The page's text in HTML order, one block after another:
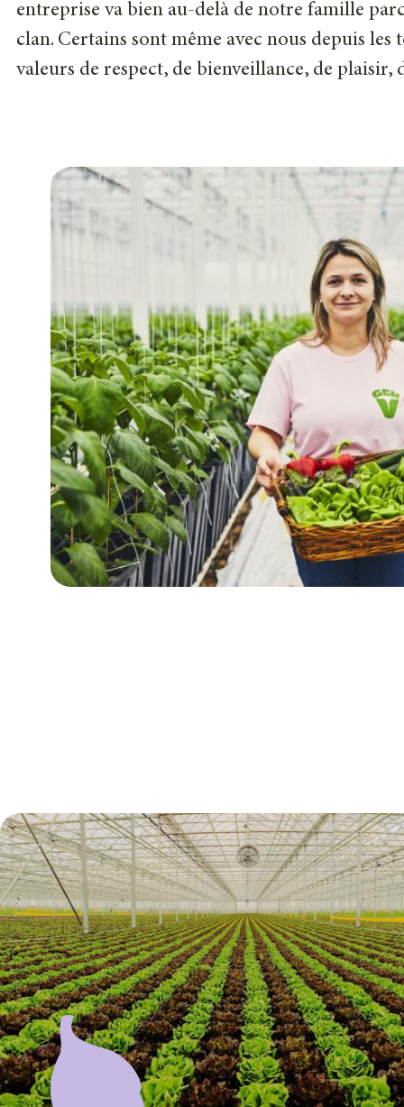
entreprise va bien au-delà de notre famille
clan. Certains sont même avec nous depuis
valeurs de respect, de bienveillance, de plaisir,